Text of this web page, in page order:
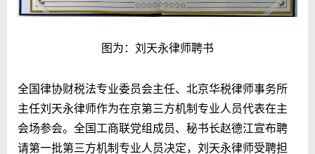
图为：刘天永律师聘书
全国律协财税法专业委员会主任、北京华税律师事务所
主任刘天永律师作为在京第三方机制专业人员代表在主
会场参会。全国工商联党组成员、秘书长赵德江宣布聘
请第一批第三方机制专业人员决定，刘天永律师受聘担